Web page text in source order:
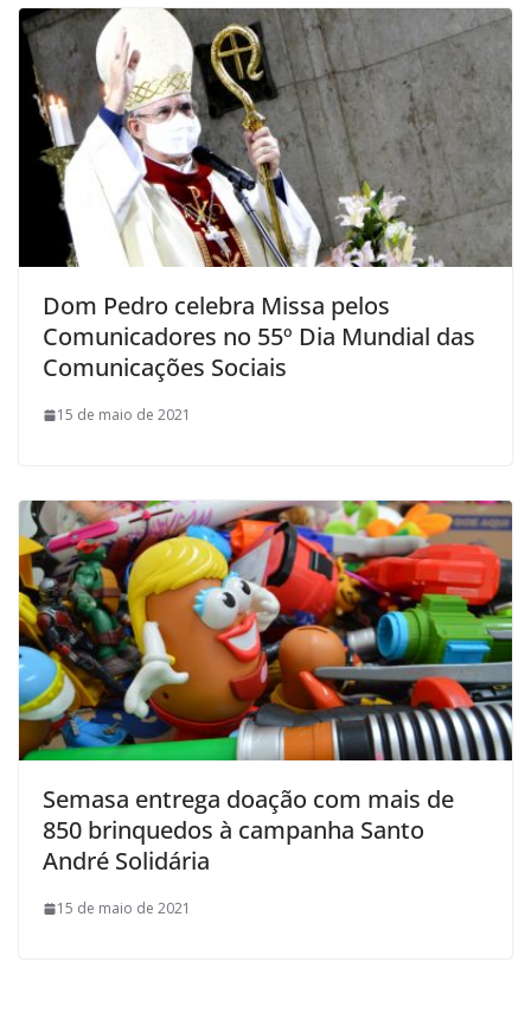
Dom Pedro celebra Missa pelos
Comunicadores no 55º Dia Mundial das
Comunicações Sociais
15 de maio de 2021
Semasa entrega doação com mais de
850 brinquedos à campanha Santo
André Solidária
15 de maio de 2021